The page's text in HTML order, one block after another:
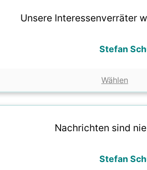
Unsere Interessenverräter
Stefan
Wählen
Nachrichten sind
Stefan